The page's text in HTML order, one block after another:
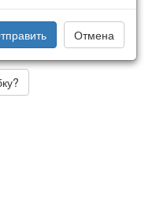
Отмена